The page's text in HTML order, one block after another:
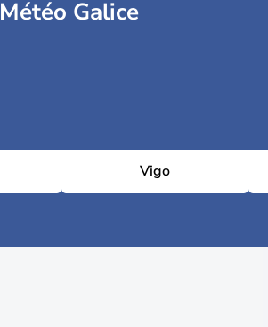
Météo Galice
Vigo